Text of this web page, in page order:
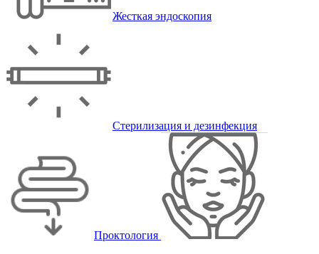
Жесткая эндоскопия
Стерилизация и дезинфекция
Проктология